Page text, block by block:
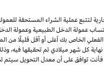
لتتبع عملية الشراء المستحقة
عمولة الدخل الطبيعية وعمولة
الخاص بك أعلى أو أقل قليلًا من
بعد حوالي 60 يومًا من نهاية كل شهر
فأنت توافق على أن معدل التحويل سيتم